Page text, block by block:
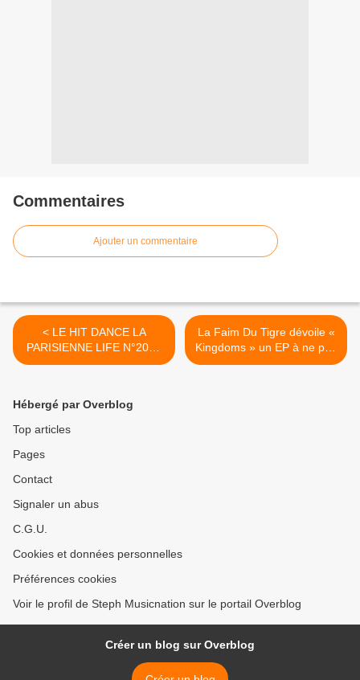
Commentaires
Ajouter un commentaire
< LE HIT DANCE LA
PARISIENNE LIFE N°204 -
07 FEVRIER 2020
La Faim Du Tigre dévoile «
Kingdoms » un EP à ne pas
manquer ! >
Hébergé par Overblog
Top articles
Pages
Contact
Signaler un abus
C.G.U.
Cookies et données personnelles
Préférences cookies
Voir le profil de Steph Musicnation sur le portail Overblog
Créer un blog sur Overblog